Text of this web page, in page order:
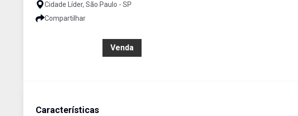
Cidade Líder, São Paulo - SP
Compartilhar
Venda
Características